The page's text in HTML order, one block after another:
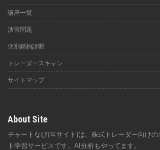
講座一覧
演習問題
個別銘柄診断
トレーダースキャン
サイトマップ
About Site
チャートなび(当サイト)は、株式トレーダー向け
ト学習サービスです。AI分析もやってます。